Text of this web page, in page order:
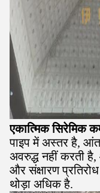
एकात्मिक सिरेमिक
पाइप में अस्तर है,
अवरुद्ध नहीं करती
और संक्षारण
थोड़ा अधिक है.